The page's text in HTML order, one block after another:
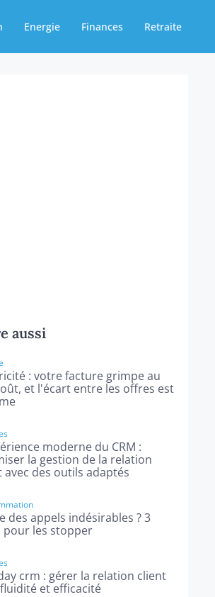
Energie Finances Retraite
aussi
: votre facture grimpe au
et l'écart entre les offres est
moderne du CRM :
la gestion de la relation
avec des outils adaptés
des appels indésirables ? 3
pour les stopper
crm : gérer la relation client
et efficacité